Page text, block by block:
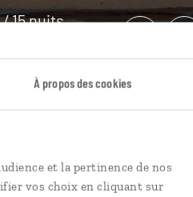
À propos des cookies
et la pertinence de nos
vos choix en cliquant sur
15 nuits